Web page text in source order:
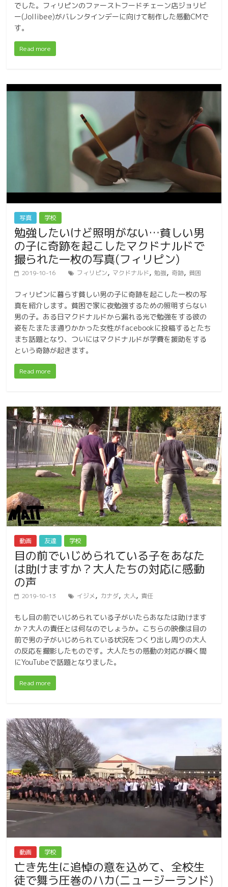
でした。フィリピンのファーストフードチェーン店ジョリビ
ー(Jollibee)がバレンタインデーに向けて制作した感動CMで
す。
Read more
写真 学校
勉強したいけど照明がない…貧しい男
の子に奇跡を起こしたマクドナルドで
撮られた一枚の写真(フィリピン)
2019-10-16 フィリピン, マクドナルド,勉強, 奇跡, 貧困
フィリピンに暮らす貧しい男の子に奇跡を起こした一枚の写
真を紹介します。貧困で家に夜勉強するための照明すらない
男の子。ある日マクドナルドから漏れる光で勉強をする彼の
姿をたまたま通りかかった女性がfacebookに投稿するとたち
まち話題となり、ついにはマクドナルドが学費を援助をする
という奇跡が起きます。
Read more
動画 友達 学校
目の前でいじめられている子をあなた
は助けますか？大人たちの対応に感動
の声
2019-10-13 イジメ, カナダ, 大人, 責任
もし目の前でいじめられている子がいたらあなたは助けます
か？大人の責任とは何なのでしょうか。こちらの映像は目の
前で男の子がいじめられている状況をつくり出し周りの大人
の反応を撮影したものです。大人たちの感動の対応が瞬く間
にYouTubeで話題となりました。
Read more
動画 学校
亡き先生に追悼の意を込めて、全校生
徒で舞う圧巻のハカ(ニュージーランド)